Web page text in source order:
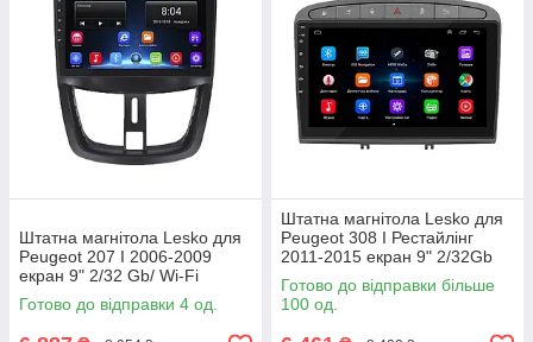
Штатна магнітола Lesko для
Peugeot 207 I 2006-2009
екран 9" 2/32 Gb/ Wi-Fi
Optima GPS Android Пожо
Готово до відправки 4 од.
Штатна магнітола Lesko для
Peugeot 308 I Рестайлінг
2011-2015 екран 9" 2/32Gb
Grey/Wi-Fi Optima GPS
Android
Готово до відправки більше
100 од.